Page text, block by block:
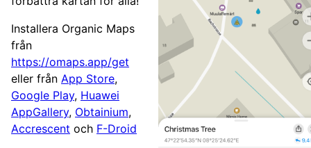
Installera Organic Maps
från
https://omaps.app/get
eller från App Store,
Google Play, Huawei
AppGallery, Obtainium,
Accrescent och F-Droid